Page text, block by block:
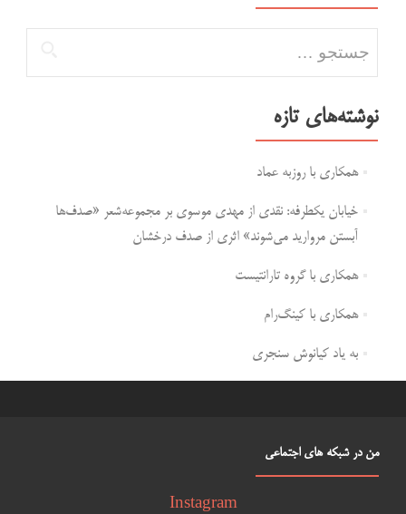
نوشته‌های تازه
همکاری با روزبه عماد
خیابان یکطرفه: نقدی از مهدی موسوی بر مجموعه‌شعر «صدف‌ها
آبستن مروارید می‌شوند» اثری از صدف درخشان
همکاری با گروه تارانتیست
همکاری با کینگ‌رام
به یاد کیانوش سنجری
من در شبکه های اجتماعی
Instagram